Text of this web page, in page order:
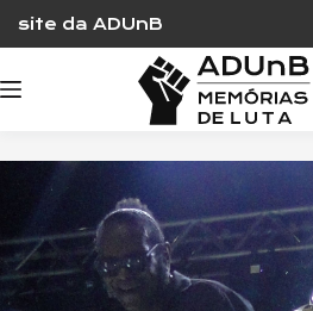
content
site da ADUnB